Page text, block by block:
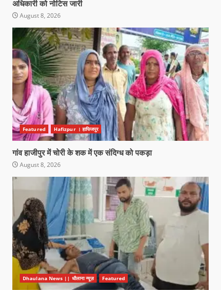
अधिकारी को नोटिस जारी
August 8, 2026
Featured Hafizpur । हाफिजपुर
गांव हाजीपुर में चोरी के शक में एक संदिग्ध को पकड़ा
August 8, 2026
Dhaulana News || धौलाना न्यूज़ Featured